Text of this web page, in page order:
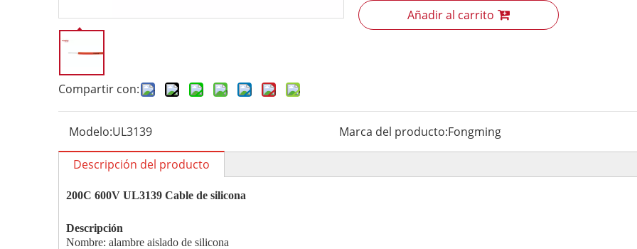
Compartir con:
Añadir al carrito
Modelo:UL3139 Marca del producto:Fongming
Descripción del producto
200C 600V UL3139 Cable de silicona
Descripción
Nombre: alambre aislado de silicona